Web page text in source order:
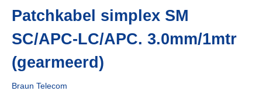
Patchkabel simplex SM
SC/APC-LC/APC. 3.0mm/1mtr
(gearmeerd)
Braun Telecom